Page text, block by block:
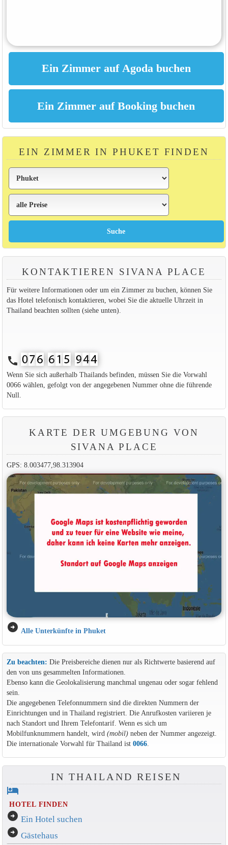
EIN ZIMMER IN PHUKET FINDEN
KONTAKTIEREN SIVANA PLACE
Für weitere Informationen oder um ein Zimmer zu buchen, können Sie
das Hotel telefonisch kontaktieren, wobei Sie die aktuelle Uhrzeit in
Thailand beachten sollten (siehe unten).
call
Wenn Sie sich außerhalb Thailands befinden, müssen Sie die Vorwahl
0066 wählen, gefolgt von der angegebenen Nummer ohne die führende
Null.
KARTE DER UMGEBUNG VON
SIVANA PLACE
GPS: 8.003477,98.313904
arrow_circle_right Alle Unterkünfte in Phuket
Zu beachten: Die Preisbereiche dienen nur als Richtwerte basierend auf
den von uns gesammelten Informationen.
Ebenso kann die Geolokalisierung manchmal ungenau oder sogar fehlend
sein.
Die angegebenen Telefonnummern sind die direkten Nummern der
Einrichtungen und in Thailand registriert. Die Anrufkosten variieren je
nach Standort und Ihrem Telefontarif. Wenn es sich um
Mobilfunknummern handelt, wird (mobil)neben der Nummer angezeigt.
Die internationale Vorwahl für Thailand ist 0066.
IN THAILAND REISEN
hotel
HOTEL FINDEN
arrow_circle_right Ein Hotel suchen
arrow_circle_right Gästehaus